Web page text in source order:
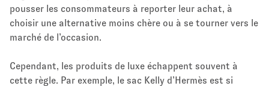
pousser les consommateurs à reporter leur achat, à
choisir une alternative moins chère ou à se tourner vers le
marché de l’occasion.
Cependant, les produits de luxe échappent souvent à
cette règle. Par exemple, le sac Kelly d’Hermès est si